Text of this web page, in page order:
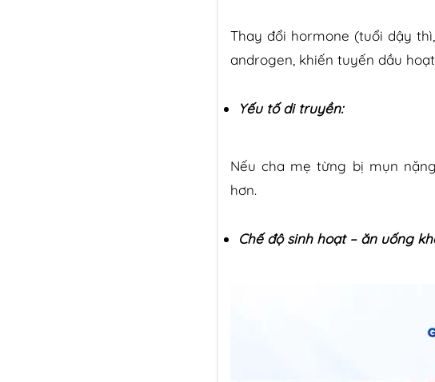
Thay đổi hormone (tuổi dậy
androgen, khiến tuyến dầu
Yếu tố di truyền:
Nếu cha mẹ từng bị mụn
hơn.
Chế độ sinh hoạt – ăn uống